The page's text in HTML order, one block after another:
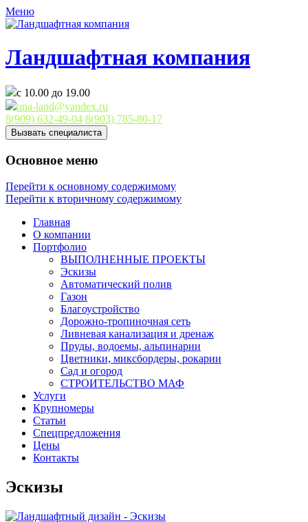
Меню
Ландшафтная компания
с 10.00 до 19.00
una-land@yandex.ru
8(909) 632-49-04 8(903) 785-80-17
Вызвать специалиста
Основное меню
Перейти к основному содержимому
Перейти к вторичному содержимому
Главная
О компании
Портфолио
ВЫПОЛНЕННЫЕ ПРОЕКТЫ
Эскизы
Автоматический полив
Газон
Благоустройство
Дорожно-тропиночная сеть
Ливневая канализация и дренаж
Пруды, водоемы, альпинарии
Цветники, миксбордеры, рокарии
Сад и огород
СТРОИТЕЛЬСТВО МАФ
Услуги
Крупномеры
Статьи
Спецпредложения
Цены
Контакты
Эскизы